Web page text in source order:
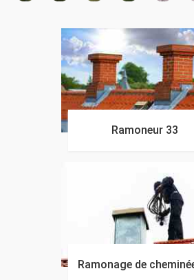
Ramoneur 33
Ramonage de